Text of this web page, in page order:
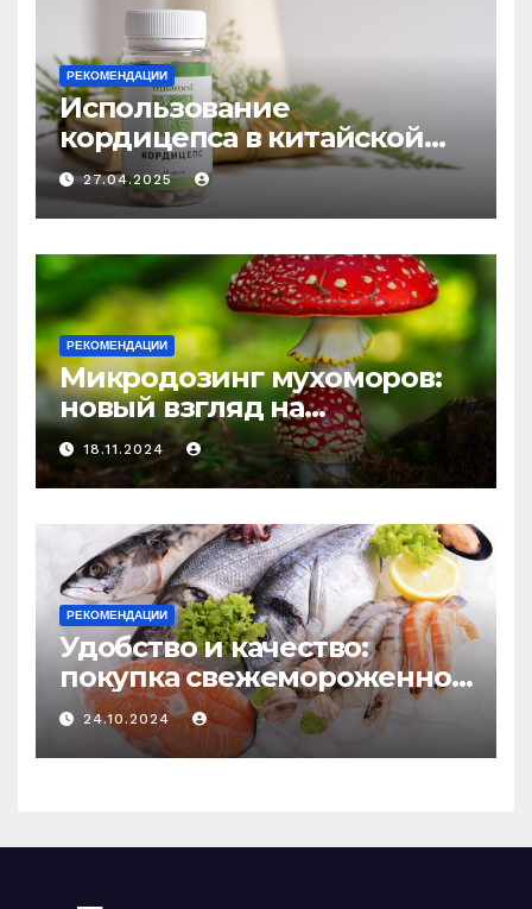
РЕКОМЕНДАЦИИ
Использование
кордицепса в китайской
медицине: природное
средство против усталости
и истощения
27.04.2025
РЕКОМЕНДАЦИИ
Микродозинг мухоморов:
новый взгляд на
психоделику
18.11.2024
РЕКОМЕНДАЦИИ
Удобство и качество:
покупка свежемороженной
рыбы онлайн
24.10.2024